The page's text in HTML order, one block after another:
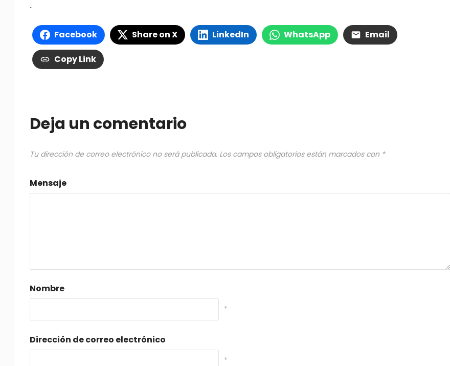
..
Facebook Share on X LinkedIn WhatsApp Email
Copy Link
Deja un comentario
Tu dirección de correo electrónico no será publicada. Los campos obligatorios están marcados con *
Mensaje
Nombre
*
Dirección de correo electrónico
*